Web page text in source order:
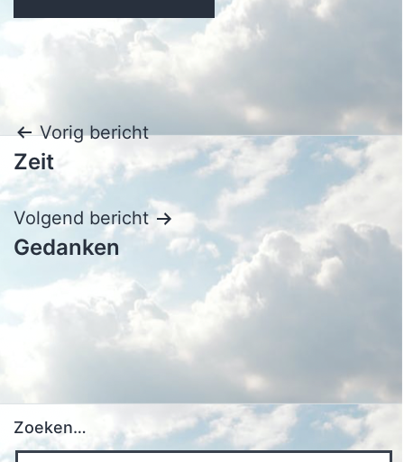
Bericht
navigatie
Vorig bericht
Zeit
Volgend bericht
Gedanken
Zoeken…